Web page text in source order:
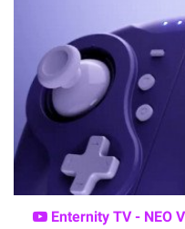
Enternity TV - ΝΕΟ